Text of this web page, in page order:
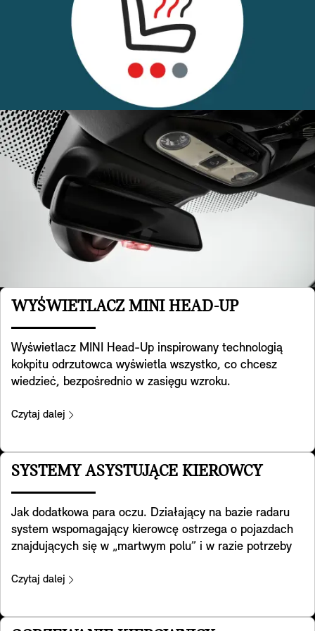
WYŚWIETLACZ MINI HEAD-UP
Wyświetlacz MINI Head-Up inspirowany technologią
kokpitu odrzutowca wyświetla wszystko, co chcesz
wiedzieć, bezpośrednio w zasięgu wzroku.
kluczowe dane, takie jak prędkość jazdy, mapy, funkcje
inforozrywki. Wyraźny jak nigdy dotąd, zapewnia
doskonałą jakość obrazu nawet w bardzo jasnym
otoczeniu. Wysokość i jasność można regulować, a
własnych potrzeb. Wyświetlacz dostosowuje się
również do wybranego trybu MINI Experience, dzięki
czemu możesz cieszyć się spójnym doświadczeniem.
Czytaj dalej
SYSTEMY ASYSTUJĄCE KIEROWCY
Jak dodatkowa para oczu. Działający na bazie radaru
system wspomagający kierowcę ostrzega o pojazdach
znajdujących się w „martwym polu” i w razie potrzeby
jazdy. Ponadto pomaga wykrywać ruch poprzeczny za
wypadkom z tyłu, np. ostrzegając o zbliżaniu się do
Czytaj dalej